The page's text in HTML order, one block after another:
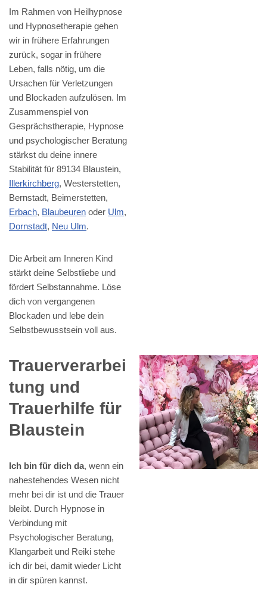
Im Rahmen von Heilhypnose
und Hypnosetherapie gehen
wir in frühere Erfahrungen
zurück, sogar in frühere
Leben, falls nötig, um die
Ursachen für Verletzungen
und Blockaden aufzulösen. Im
Zusammenspiel von
Gesprächstherapie, Hypnose
und psychologischer Beratung
stärkst du deine innere
Stabilität für 89134 Blaustein,
Illerkirchberg, Westerstetten,
Bernstadt, Beimerstetten,
Erbach, Blaubeuren oder Ulm,
Dornstadt, Neu Ulm.
Die Arbeit am Inneren Kind
stärkt deine Selbstliebe und
fördert Selbstannahme. Löse
dich von vergangenen
Blockaden und lebe dein
Selbstbewusstsein voll aus.
Trauerverarbei
tung und
Trauerhilfe für
Blaustein
Ich bin für dich da, wenn ein
nahestehendes Wesen nicht
mehr bei dir ist und die Trauer
bleibt. Durch Hypnose in
Verbindung mit
Psychologischer Beratung,
Klangarbeit und Reiki stehe
ich dir bei, damit wieder Licht
in dir spüren kannst.